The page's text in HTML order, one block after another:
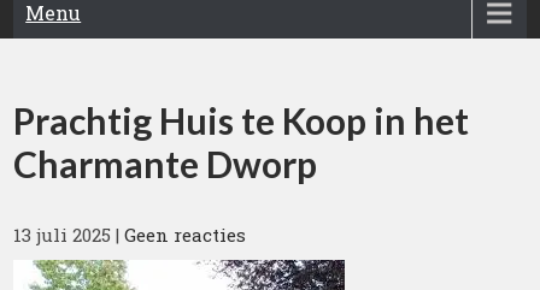
Menu
Prachtig Huis te Koop in het
Charmante Dworp
13 juli 2025 |Geen reacties